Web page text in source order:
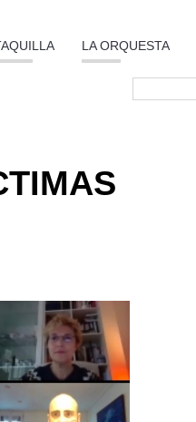
LA ORQUESTA